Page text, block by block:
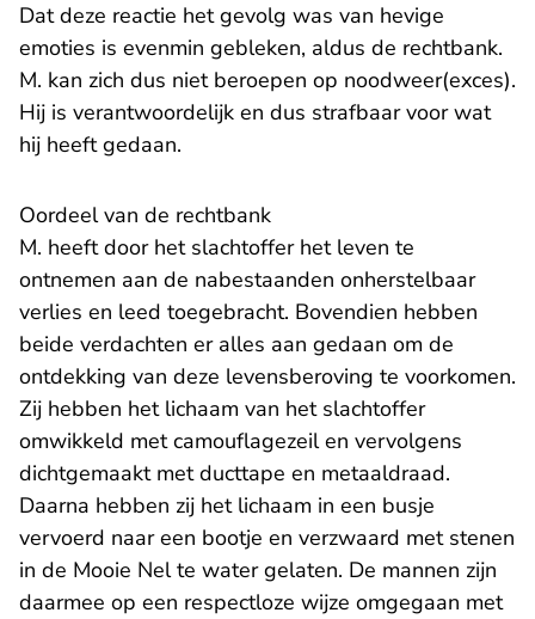
Dat deze reactie het gevolg was van hevige
emoties is evenmin gebleken, aldus de rechtbank.
M. kan zich dus niet beroepen op noodweer(exces).
Hij is verantwoordelijk en dus strafbaar voor wat
hij heeft gedaan.
Oordeel van de rechtbank
M. heeft door het slachtoffer het leven te
ontnemen aan de nabestaanden onherstelbaar
verlies en leed toegebracht. Bovendien hebben
beide verdachten er alles aan gedaan om de
ontdekking van deze levensberoving te voorkomen.
Zij hebben het lichaam van het slachtoffer
omwikkeld met camouflagezeil en vervolgens
dichtgemaakt met ducttape en metaaldraad.
Daarna hebben zij het lichaam in een busje
vervoerd naar een bootje en verzwaard met stenen
in de Mooie Nel te water gelaten. De mannen zijn
daarmee op een respectloze wijze omgegaan met